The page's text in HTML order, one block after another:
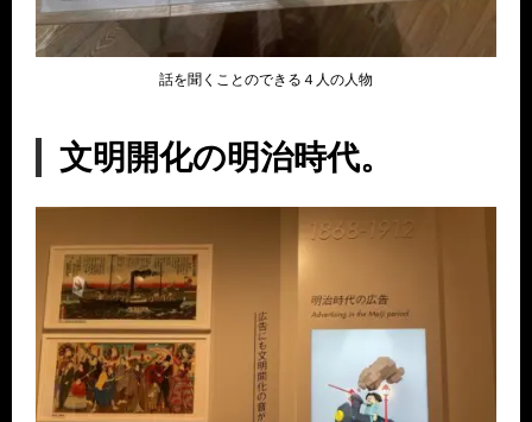
話を聞くことのできる４人の人物
文明開化の明治時代。